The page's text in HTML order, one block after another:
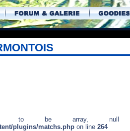
1 to be array,
plugins/matchs.php on line 264